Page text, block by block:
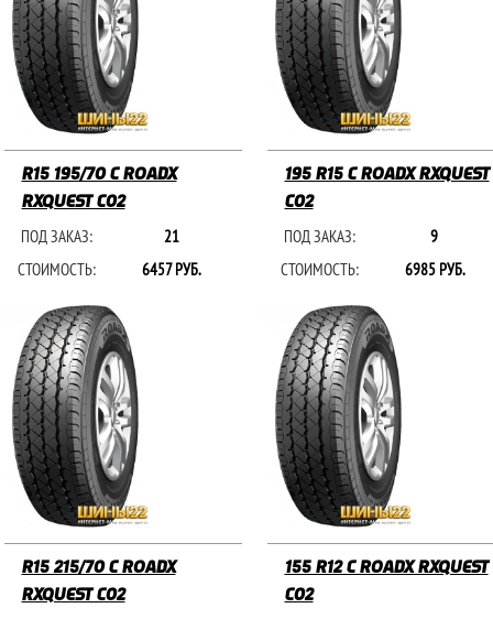
R15 195/70 C ROADX
RXQUEST C02
ПОД ЗАКАЗ:
21
СТОИМОСТЬ:
6457 РУБ.
195 R15 C ROADX RXQUEST
C02
ПОД ЗАКАЗ:
9
СТОИМОСТЬ:
6985 РУБ.
R15 215/70 C ROADX
RXQUEST C02
155 R12 C ROADX RXQUEST
C02